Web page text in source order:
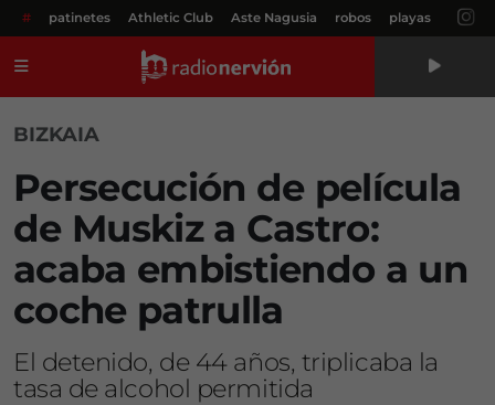
# patinetes Athletic Club Aste Nagusia robos playas
BIZKAIA
Persecución de película
de Muskiz a Castro:
acaba embistiendo a un
coche patrulla
El detenido, de 44 años, triplicaba la
tasa de alcohol permitida